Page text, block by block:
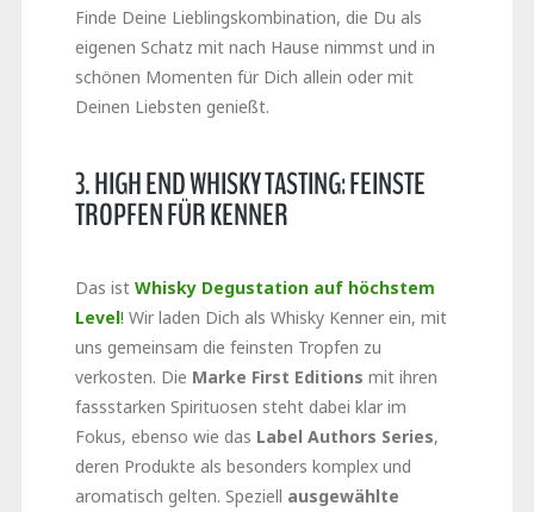
Finde Deine Lieblingskombination, die Du als
eigenen Schatz mit nach Hause nimmst und in
schönen Momenten für Dich allein oder mit
Deinen Liebsten genießt.
3. HIGH END WHISKY TASTING: FEINSTE
TROPFEN FÜR KENNER
Das ist Whisky Degustation auf höchstem
Level! Wir laden Dich als Whisky Kenner ein, mit
uns gemeinsam die feinsten Tropfen zu
verkosten. Die Marke First Editions mit ihren
fassstarken Spirituosen steht dabei klar im
Fokus, ebenso wie das Label Authors Series,
deren Produkte als besonders komplex und
aromatisch gelten. Speziell ausgewählte